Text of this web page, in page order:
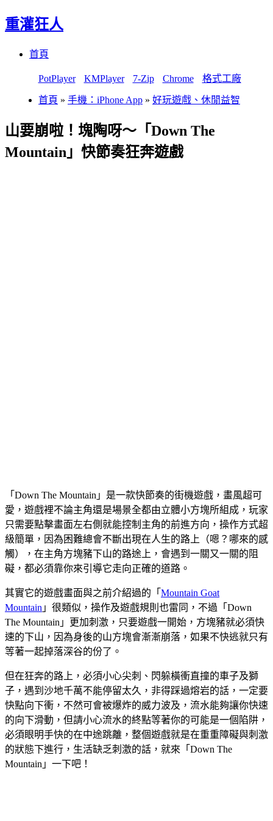
重灌狂人
首頁
PotPlayer KMPlayer 7-Zip Chrome 格式工廠
首頁 » 手機：iPhone App » 好玩遊戲、休閒益智
山要崩啦！塊陶呀～「Down The
Mountain」快節奏狂奔遊戲
「Down The Mountain」是一款快節奏的街機遊戲，畫風超可
愛，遊戲裡不論主角還是場景全都由立體小方塊所組成，玩家
只需要點擊畫面左右側就能控制主角的前進方向，操作方式超
級簡單，因為困難總會不斷出現在人生的路上（嗯？哪來的感
觸），在主角方塊豬下山的路途上，會遇到一關又一關的阻
礙，都必須靠你來引導它走向正確的道路。
其實它的遊戲畫面與之前介紹過的「 Mountain Goat
Mountain 」很類似，操作及遊戲規則也雷同，不過「Down
The Mountain」更加刺激，只要遊戲一開始，方塊豬就必須快
速的下山，因為身後的山方塊會漸漸崩落，如果不快逃就只有
等著一起掉落深谷的份了。
但在狂奔的路上，必須小心尖刺、閃躲橫衝直撞的車子及獅
子，遇到沙地千萬不能停留太久，非得踩過熔岩的話，一定要
快點向下衝，不然可會被爆炸的威力波及，流水能夠讓你快速
的向下滑動，但請小心流水的終點等著你的可能是一個陷阱，
必須眼明手快的在中途跳離，整個遊戲就是在重重障礙與刺激
的狀態下進行，生活缺乏刺激的話，就來「Down The
Mountain」一下吧！